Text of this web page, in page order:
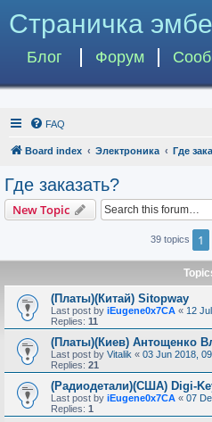
Страничка
Блог Форум
FAQ
Board index Электроника Где
Где заказать?
New Topic
39 topics 1
(Платы)(Китай) Sitopway
Last post by iEugene0x7CA « 12
Replies: 11
(Платы)(Киев) Антощенко
Last post by Vitalik « 03 Jun 2018,
Replies: 21
(Радиодетали)(США) Digi-
Last post by iEugene0x7CA « 07
Replies: 1